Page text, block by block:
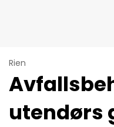
Rien
utendørs